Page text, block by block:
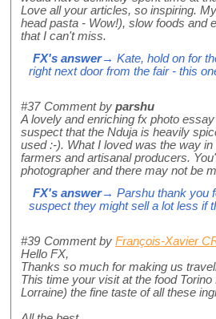
Love all your articles, so inspiring.
head pasta - Wow!), slow foods and
that I can't miss.
FX's answer→ Kate, hold on for
right next door from the fair - this
#37 Comment by parshu
A lovely and enriching fx photo
suspect that the Nduja is heavily
used :-). What I loved was the way
farmers and artisanal producers.
photographer and there may not be
FX's answer→ Parshu thank you
suspect they might sell a lot less if
#39 Comment by François-Xavier
Hello FX,
Thanks so much for making us
This time your visit at the food
Lorraine) the fine taste of all these